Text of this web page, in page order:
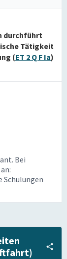
durchführt
Tätigkeit
(ET 2 Q F Ia)
Bei
Schulungen